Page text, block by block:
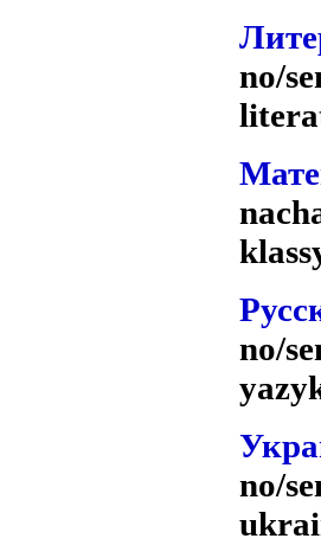
no/
no/
no/